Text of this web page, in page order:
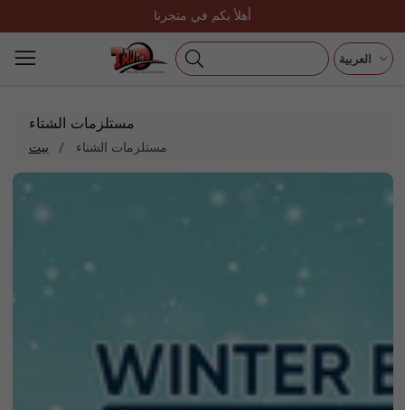
الى
المحتوى
أهلأ بكم في متجرنا
مجموعة:
مستلزمات الشتاء
بيت مستلزمات الشتاء